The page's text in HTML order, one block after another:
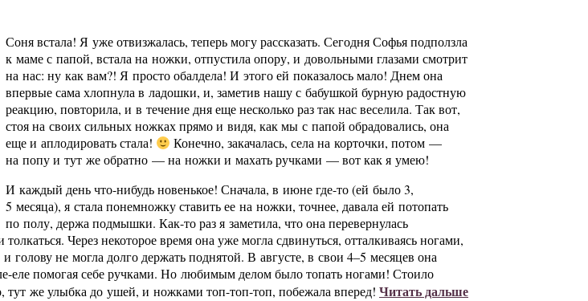
Соня встала! Я уже отвизжалась, теперь могу рассказать. Сегодня Софья подползла
к маме с папой, встала на ножки, отпустила опору, и довольными глазами смотрит
на нас: ну как вам?! Я просто обалдела! И этого ей показалось мало! Днем она
впервые сама хлопнула в ладошки, и, заметив нашу с бабушкой бурную радостную
реакцию, повторила, и в течение дня еще несколько раз так нас веселила. Так вот,
стоя на своих сильных ножках прямо и видя, как мы с папой обрадовались, она
еще и аплодировать стала!
Конечно, закачалась, села на корточки, потом —
на попу и тут же обратно — на ножки и махать ручками — вот как я умею!
И каждый деньчто-нибудьновенькое! Сначала, в июнегде-то(ей было 3,
5 месяца), я стала понемножку ставить ее на ножки, точнее, давала ей потопать
по полу, держа подмышки. Как-тораз я заметила, что она перевернулась
Через некоторое время она уже могла сдвинуться, отталкиваясь ногами,
голову не могла долго держать поднятой. В августе, в свои 4–5 месяцев она
елепомогая себе ручками. Но любимым делом было топать ногами! Стоило
тут же улыбка до ушей, и ножками топ-топ-топ, побежала вперед! Читать дальше